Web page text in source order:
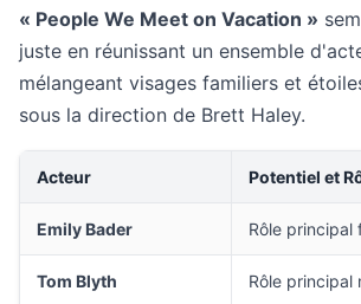
« People We Meet on Vacation »
juste en réunissant un ensemble
mélangeant visages familiers et
sous la direction de Brett Haley.
Acteur Potentiel et
Emily Bader Rôle principal
Tom Blyth Rôle principal